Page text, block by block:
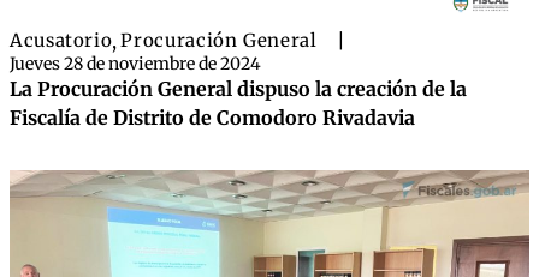
Acusatorio, Procuración General
Jueves 28 de noviembre de 2024
La Procuración General dispuso la creación de la
Fiscalía de Distrito de Comodoro Rivadavia